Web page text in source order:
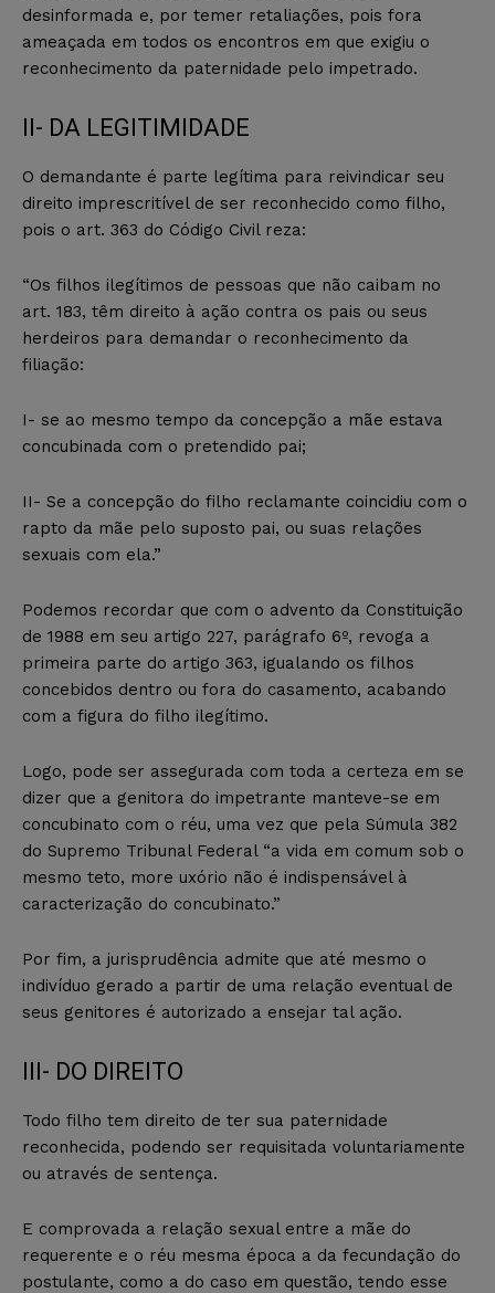
desinformada e, por temer retaliações, pois fora
ameaçada em todos os encontros em que exigiu o
reconhecimento da paternidade pelo impetrado.
II- DA LEGITIMIDADE
O demandante é parte legítima para reivindicar seu
direito imprescritível de ser reconhecido como filho,
pois o art. 363 do Código Civil reza:
“Os filhos ilegítimos de pessoas que não caibam no
art. 183, têm direito à ação contra os pais ou seus
herdeiros para demandar o reconhecimento da
filiação:
I- se ao mesmo tempo da concepção a mãe estava
concubinada com o pretendido pai;
II- Se a concepção do filho reclamante coincidiu com o
rapto da mãe pelo suposto pai, ou suas relações
sexuais com ela.”
Podemos recordar que com o advento da Constituição
de 1988 em seu artigo 227, parágrafo 6º, revoga a
primeira parte do artigo 363, igualando os filhos
concebidos dentro ou fora do casamento, acabando
com a figura do filho ilegítimo.
Logo, pode ser assegurada com toda a certeza em se
dizer que a genitora do impetrante manteve-se em
concubinato com o réu, uma vez que pela Súmula 382
do Supremo Tribunal Federal “a vida em comum sob o
mesmo teto, more uxório não é indispensável à
caracterização do concubinato.”
Por fim, a jurisprudência admite que até mesmo o
indivíduo gerado a partir de uma relação eventual de
seus genitores é autorizado a ensejar tal ação.
III- DO DIREITO
Todo filho tem direito de ter sua paternidade
reconhecida, podendo ser requisitada voluntariamente
ou através de sentença.
E comprovada a relação sexual entre a mãe do
requerente e o réu mesma época a da fecundação do
postulante, como a do caso em questão, tendo esse